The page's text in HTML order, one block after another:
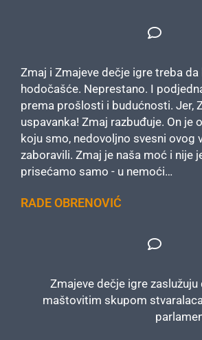
Zmaj i Zmajeve dečje igre treba da
hodočašće. Neprestano. I
prema prošlosti i budućnosti. Jer,
uspavanka! Zmaj razbuđuje. On je
koju smo, nedovoljno svesni ovog
zaboravili. Zmaj je naša moć i nije
prisećamo samo - u nemoći…
RADE OBRENOVIĆ
Zmajeve dečje igre zaslužuju
maštovitim skupom